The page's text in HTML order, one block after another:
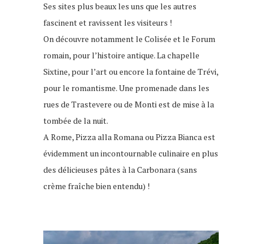
Ses sites plus beaux les uns que les autres
fascinent et ravissent les visiteurs !
On découvre notamment le Colisée et le Forum
romain, pour l’histoire antique. La chapelle
Sixtine, pour l’art ou encore la fontaine de Trévi,
pour le romantisme. Une promenade dans les
rues de Trastevere ou de Monti est de mise à la
tombée de la nuit.
A Rome, Pizza alla Romana ou Pizza Bianca est
évidemment un incontournable culinaire en plus
des délicieuses pâtes à la Carbonara (sans
crème fraîche bien entendu) !